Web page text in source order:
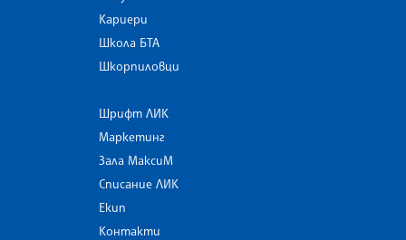
Кариери
Школа БТА
Шкорпиловци
Шрифт ЛИК
Маркетинг
Зала МаксиМ
Списание ЛИК
Екип
Контакти